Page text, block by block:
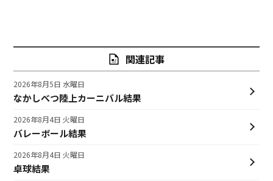
関連記事
なかしべつ陸上カーニバル結果
2026年8月5日 水曜日
バレーボール結果
2026年8月4日 火曜日
卓球結果
2026年8月4日 火曜日